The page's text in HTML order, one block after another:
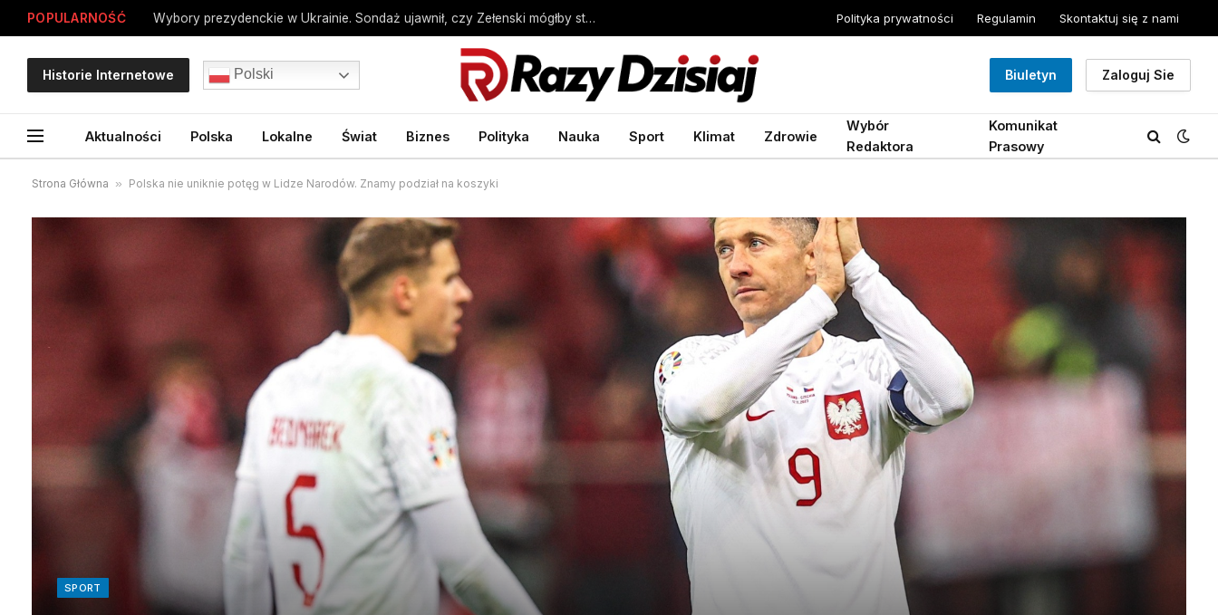
POPULARNOŚĆ Wybory prezydenckie w Ukrainie. Sondaż ujawnił, czy Zełenski mógłby stracić władzę – Wprost Polityka prywatności Regulamin Skontaktuj się z nami
Historie Internetowe Polski Biuletyn Zaloguj Sie
Aktualności Polska Lokalne Świat Biznes Polityka Nauka Sport Klimat Zdrowie
Wybór
Redaktora
Komunikat
Prasowy
Strona Główna » Polska nie uniknie potęg w Lidze Narodów. Znamy podział na koszyki
SPORT